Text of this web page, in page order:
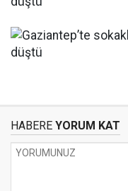
HABERE YORUM KAT